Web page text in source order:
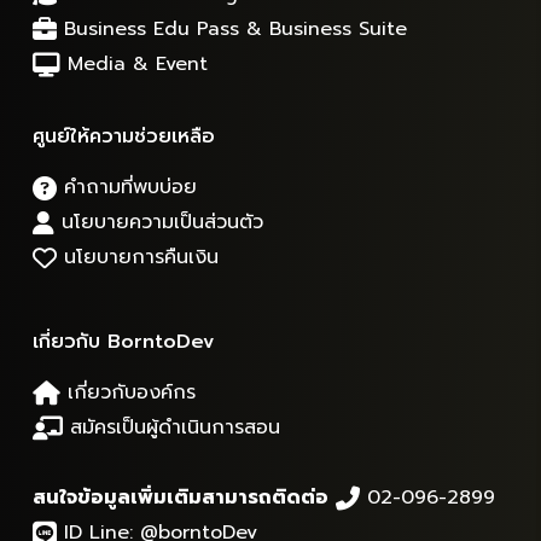
Business Edu Pass & Business Suite
Media & Event
ศูนย์ให้ความช่วยเหลือ
คำถามที่พบบ่อย
นโยบายความเป็นส่วนตัว
นโยบายการคืนเงิน
เกี่ยวกับ BorntoDev
เกี่ยวกับองค์กร
สมัครเป็นผู้ดำเนินการสอน
สนใจข้อมูลเพิ่มเติมสามารถติดต่อ
02-096-2899
ID Line: @borntoDev